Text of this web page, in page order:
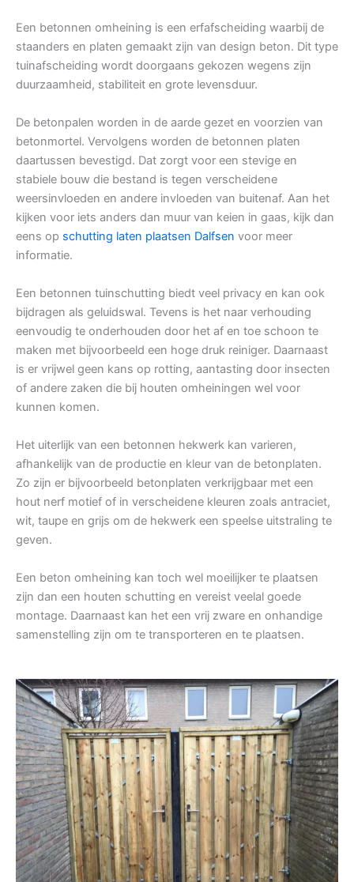
Een betonnen omheining is een erfafscheiding waarbij de
staanders en platen gemaakt zijn van design beton. Dit type
tuinafscheiding wordt doorgaans gekozen wegens zijn
duurzaamheid, stabiliteit en grote levensduur.
De betonpalen worden in de aarde gezet en voorzien van
betonmortel. Vervolgens worden de betonnen platen
daartussen bevestigd. Dat zorgt voor een stevige en
stabiele bouw die bestand is tegen verscheidene
weersinvloeden en andere invloeden van buitenaf. Aan het
kijken voor iets anders dan muur van keien in gaas, kijk dan
eens op schutting laten plaatsen Dalfsen voor meer
informatie.
Een betonnen tuinschutting biedt veel privacy en kan ook
bijdragen als geluidswal. Tevens is het naar verhouding
eenvoudig te onderhouden door het af en toe schoon te
maken met bijvoorbeeld een hoge druk reiniger. Daarnaast
is er vrijwel geen kans op rotting, aantasting door insecten
of andere zaken die bij houten omheiningen wel voor
kunnen komen.
Het uiterlijk van een betonnen hekwerk kan varieren,
afhankelijk van de productie en kleur van de betonplaten.
Zo zijn er bijvoorbeeld betonplaten verkrijgbaar met een
hout nerf motief of in verscheidene kleuren zoals antraciet,
wit, taupe en grijs om de hekwerk een speelse uitstraling te
geven.
Een beton omheining kan toch wel moeilijker te plaatsen
zijn dan een houten schutting en vereist veelal goede
montage. Daarnaast kan het een vrij zware en onhandige
samenstelling zijn om te transporteren en te plaatsen.